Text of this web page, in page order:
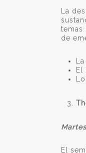
La
temas
de
El
El